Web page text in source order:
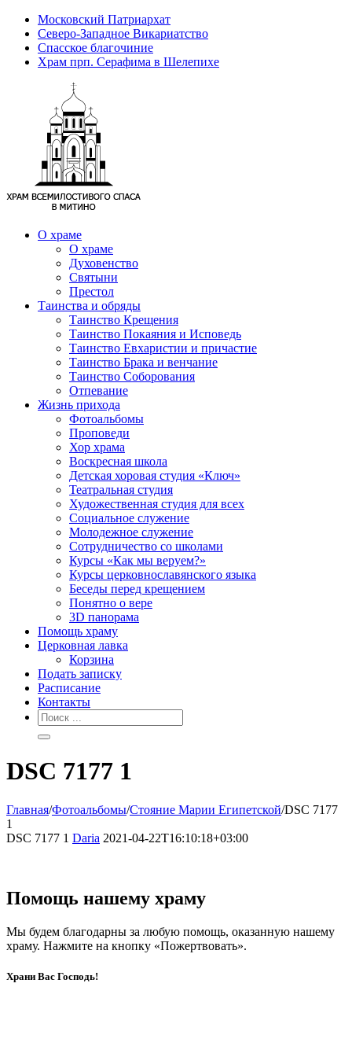
Московский Патриархат
Северо-Западное Викариатство
Спасское благочиние
Храм прп. Серафима в Шелепихе
О храме
О храме
Духовенство
Святыни
Престол
Таинства и обряды
Таинство Крещения
Таинство Покаяния и Исповедь
Таинство Евхаристии и причастие
Таинство Брака и венчание
Таинство Соборования
Отпевание
Жизнь прихода
Фотоальбомы
Проповеди
Хор храма
Воскресная школа
Детская хоровая студия «Ключ»
Театральная студия
Х​удожественная студия для всех
Социальное служение
Молодежное служение
Сотрудничество со школами
Курсы «Как мы веруем?»
Курсы церковнославянского языка
Беседы перед крещением
Понятно о вере
3D панорама
Помощь храму
Церковная лавка
Корзина
Подать записку
Расписание
Контакты
DSC 7177 1
Главная/Фотоальбомы/Стояние Марии Египетской/DSC 7177
1
DSC 7177 1 Daria 2021-04-22T16:10:18+03:00
Помощь нашему храму
Мы будем благодарны за любую помощь, оказанную нашему
храму. Нажмите на кнопку «Пожертвовать».
Храни Вас Господь!